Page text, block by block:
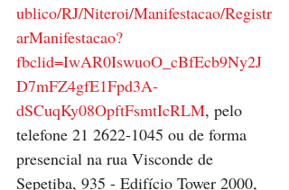
ublico/RJ/Niteroi/Manifestacao/Registr
arManifestacao?
fbclid=IwAR0IswuoO_cBfEcb9Ny2J
D7mFZ4gfE1Fpd3A-
dSCuqKy08OpftFsmtIcRLM, pelo
telefone 21 2622-1045 ou de forma
presencial na rua Visconde de
Sepetiba, 935 - Edifício Tower 2000,